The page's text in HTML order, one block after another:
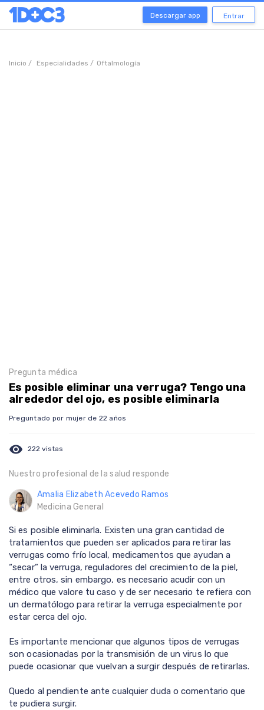
Descargar app Entrar
Inicio / Especialidades / Oftalmología
Pregunta médica
Es posible eliminar una verruga? Tengo una
alrededor del ojo, es posible eliminarla
Preguntado por mujer de 22 años
visibility 222 vistas
Nuestro profesional de la salud responde
Amalia Elizabeth Acevedo Ramos
Medicina General
Si es posible eliminarla. Existen una gran cantidad de
tratamientos que pueden ser aplicados para retirar las
verrugas como frío local, medicamentos que ayudan a
“secar” la verruga, reguladores del crecimiento de la piel,
entre otros, sin embargo, es necesario acudir con un
médico que valore tu caso y de ser necesario te refiera con
un dermatólogo para retirar la verruga especialmente por
estar cerca del ojo.
Es importante mencionar que algunos tipos de verrugas
son ocasionadas por la transmisión de un virus lo que
puede ocasionar que vuelvan a surgir después de retirarlas.
Quedo al pendiente ante cualquier duda o comentario que
te pudiera surgir.